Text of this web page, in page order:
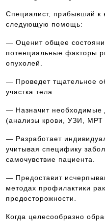
Специалист, прибывший к
следующую помощь:
— Оценит общее
потенциальные факторы
опухолей.
— Проведет тщательное
участка тела.
— Назначит необходимые
(анализы крови, УЗИ, МРТ
— Разработает
учитывая специфику
самочувствие пациента.
— Предоставит
методах профилактики
предосторожности.
Когда целесообразно